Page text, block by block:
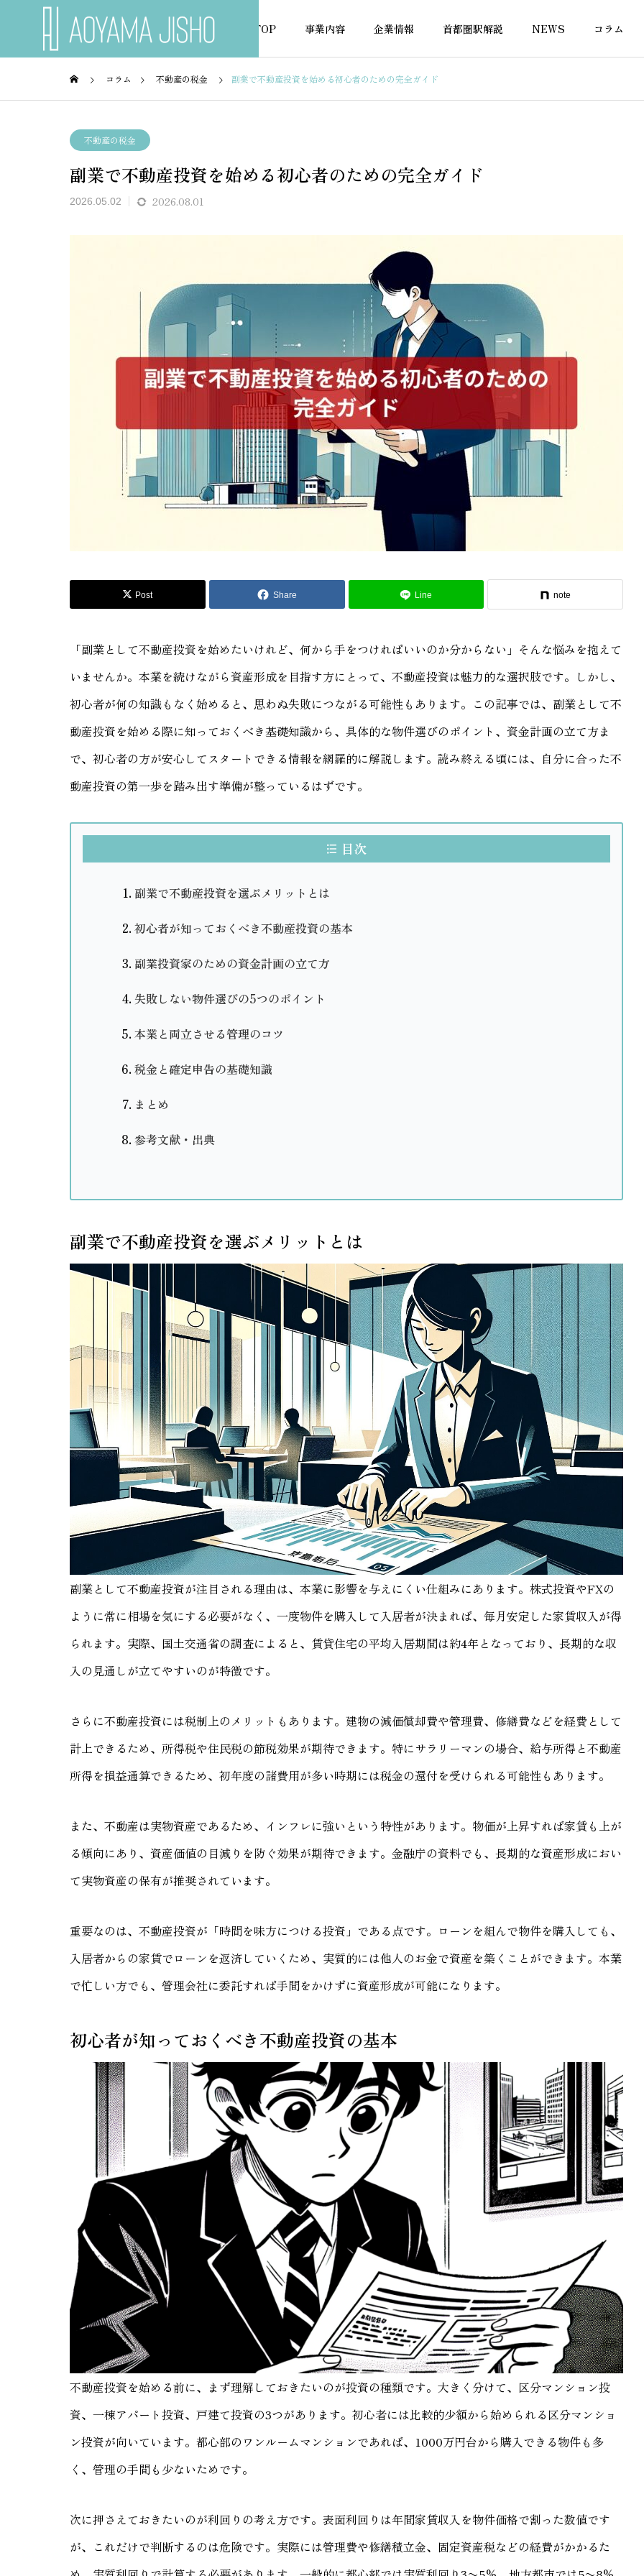
TOP 事業内容 企業情報 首都圏駅解説 NEWS コラム
NEWS
お知らせ
永住権なしの外国籍でも住宅
ローンは借りられる？対応金
融機関を徹底解説
コラム 不動産の税金 副業で不動産投資を始める初心者のための完全ガイド
不動産の税金
副業で不動産投資を始める初心者のための完全ガイド
2026.05.02 2026.08.01
Post Share Line note
「副業として不動産投資を始めたいけれど、何から手をつければいいのか分からない」そんな悩みを抱えて
いませんか。本業を続けながら資産形成を目指す方にとって、不動産投資は魅力的な選択肢です。しかし、
初心者が何の知識もなく始めると、思わぬ失敗につながる可能性もあります。この記事では、副業として不
動産投資を始める際に知っておくべき基礎知識から、具体的な物件選びのポイント、資金計画の立て方ま
で、初心者の方が安心してスタートできる情報を網羅的に解説します。読み終える頃には、自分に合った不
動産投資の第一歩を踏み出す準備が整っているはずです。
目次
副業で不動産投資を選ぶメリットとは
初心者が知っておくべき不動産投資の基本
副業投資家のための資金計画の立て方
失敗しない物件選びの5つのポイント
本業と両立させる管理のコツ
税金と確定申告の基礎知識
まとめ
参考文献・出典
副業で不動産投資を選ぶメリットとは
副業として不動産投資が注目される理由は、本業に影響を与えにくい仕組みにあります。株式投資やFXの
ように常に相場を気にする必要がなく、一度物件を購入して入居者が決まれば、毎月安定した家賃収入が得
られます。実際、国土交通省の調査によると、賃貸住宅の平均入居期間は約4年となっており、長期的な収
入の見通しが立てやすいのが特徴です。
さらに不動産投資には税制上のメリットもあります。建物の減価償却費や管理費、修繕費などを経費として
計上できるため、所得税や住民税の節税効果が期待できます。特にサラリーマンの場合、給与所得と不動産
所得を損益通算できるため、初年度の諸費用が多い時期には税金の還付を受けられる可能性もあります。
また、不動産は実物資産であるため、インフレに強いという特性があります。物価が上昇すれば家賃も上が
る傾向にあり、資産価値の目減りを防ぐ効果が期待できます。金融庁の資料でも、長期的な資産形成におい
て実物資産の保有が推奨されています。
重要なのは、不動産投資が「時間を味方につける投資」である点です。ローンを組んで物件を購入しても、
入居者からの家賃でローンを返済していくため、実質的には他人のお金で資産を築くことができます。本業
で忙しい方でも、管理会社に委託すれば手間をかけずに資産形成が可能になります。
初心者が知っておくべき不動産投資の基本
不動産投資を始める前に、まず理解しておきたいのが投資の種類です。大きく分けて、区分マンション投
資、一棟アパート投資、戸建て投資の3つがあります。初心者には比較的少額から始められる区分マンショ
ン投資が向いています。都心部のワンルームマンションであれば、1000万円台から購入できる物件も多
く、管理の手間も少ないためです。
次に押さえておきたいのが利回りの考え方です。表面利回りは年間家賃収入を物件価格で割った数値です
が、これだけで判断するのは危険です。実際には管理費や修繕積立金、固定資産税などの経費がかかるた